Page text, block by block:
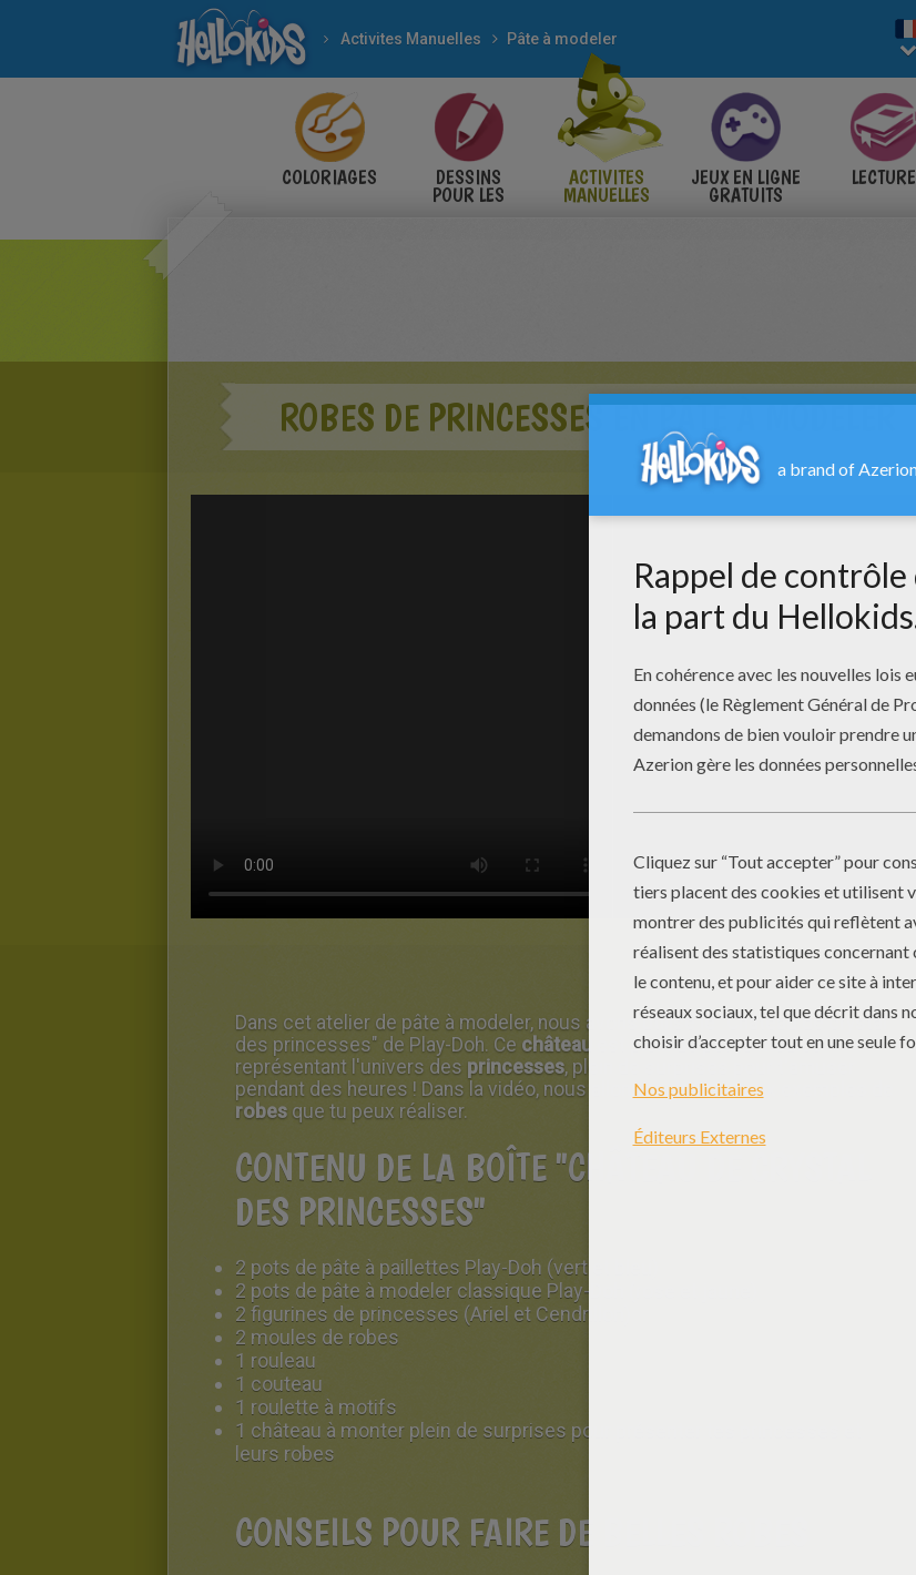
Activites Manuelles Pâte à modeler
COLORIAGES DESSINS
POUR LES
ACTIVITES
MANUELLES
JEUX EN LIGNE
GRATUITS
LECTURE
ROBES DE PRINCESSES EN PÂTE À MODELER
Dans cet atelier de pâte à modeler, nous avons utilisé le "Château de crystal
des princesses" de Play-Doh. Ce château
est plein de petits moules
représentant l'univers des princesses, plein de surprises pour t'amuser
pendant des heures ! Dans la vidéo, nous allons te donner deux exemples de
robes que tu peux réaliser.
CONTENU DE LA BOÎTE "CHÂTEAU DE CRYSTAL
DES PRINCESSES"
2 pots de pâte à paillettes Play-Doh (vert et bleu)
2 pots de pâte à modeler classique Play-Doh (rose et jaune)
2 figurines de princesses (Ariel et Cendrillon)
2 moules de robes
1 rouleau
1 couteau
1 roulette à motifs
1 château à monter plein de surprises pour présenter tes princesses et
leurs robes
CONSEILS POUR FAIRE DE BELLES ROBES